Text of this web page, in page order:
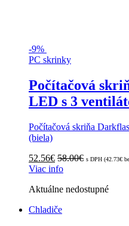
-9%
PC skrinky
Počítačová
LED s 3
Počítačová skriňa
(biela)
52.56€ 58.00€ s DPH (42.73€
Viac info
Aktuálne nedostupné
Chladiče